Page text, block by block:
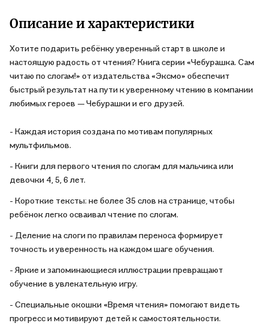
Описание и характеристики
Хотите подарить ребёнку уверенный старт в школе и
настоящую радость от чтения? Книга серии «Чебурашка. Сам
читаю по слогам!» от издательства «Эксмо» обеспечит
быстрый результат на пути к уверенному чтению в компании
любимых героев — Чебурашки и его друзей.
- Каждая история создана по мотивам популярных
мультфильмов.
- Книги для первого чтения по слогам для мальчика или
девочки 4, 5, 6 лет.
- Короткие тексты: не более 35 слов на странице, чтобы
ребёнок легко осваивал чтение по слогам.
- Деление на слоги по правилам переноса формирует
точность и уверенность на каждом шаге обучения.
- Яркие и запоминающиеся иллюстрации превращают
обучение в увлекательную игру.
- Специальные окошки «Время чтения» помогают видеть
прогресс и мотивируют детей к самостоятельности.